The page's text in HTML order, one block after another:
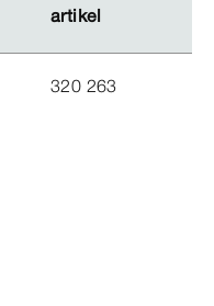
artikel
artikel
320 263